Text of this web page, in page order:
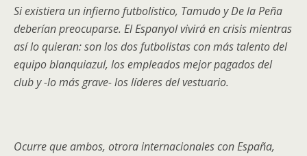
Si existiera un infierno futbolístico, Tamudo y De la Peña
deberían preocuparse. El Espanyol vivirá en crisis mientras
así lo quieran: son los dos futbolistas con más talento del
equipo blanquiazul, los empleados mejor pagados del
club y -lo más grave- los líderes del vestuario.
Ocurre que ambos, otrora internacionales con España,